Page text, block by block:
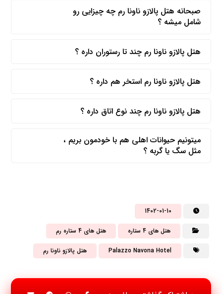
صبحانه هتل پالازو ناونا رم چه چیزایی رو
شامل میشه ؟
هتل پالازو ناونا رم چند تا رستوران داره ؟
هتل پالازو ناونا رم استخر هم داره ؟
هتل پالازو ناونا رم چند نوع اتاق داره ؟
میتونیم حیوانات اهلی هم با خودمون بریم ،
مثل سگ یا گربه ؟
1402-01-10
هتل های 4 ستاره هتل های 4 ستاره رم
Palazzo Navona Hotel هتل پالازو ناونا رم